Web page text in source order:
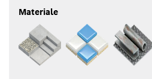
Materiale